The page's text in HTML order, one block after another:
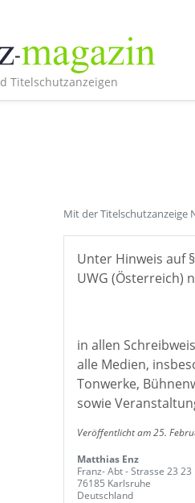
Titelschutzanzeigen
Mit der Titelschutzanzeige
Unter Hinweis auf
UWG (Österreich)
in allen
alle Medien,
Tonwerke,
sowie
Veröffentlicht am 25.
Matthias Enz
Franz- Abt - Strasse 23 23
76185 Karlsruhe
Deutschland